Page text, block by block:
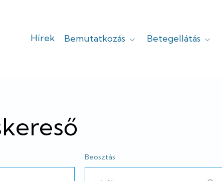
Hírek Bemutatkozás Betegellátás
Beosztás